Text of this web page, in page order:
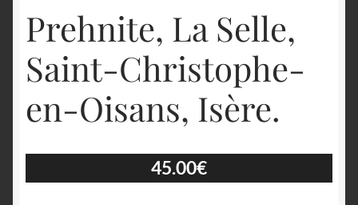
Prehnite, La Selle,
Saint-Christophe-
en-Oisans, Isère.
45.00€